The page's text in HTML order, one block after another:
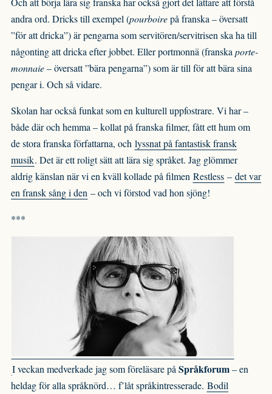
andra ord. Dricks till exempel (pourboirepå franska – översatt
”för att dricka”) är pengarna som servitören/servitrisen ska ha till
någonting att dricka efter jobbet. Eller portmonnä (franska porte-
monnaie– översatt ”bära pengarna”) som är till för att bära sina
pengar i. Och så vidare.
Skolan har också funkat som en kulturell uppfostrare. Vi har –
både där och hemma – kollat på franska filmer, fått ett hum om
de stora franska författarna, och lyssnat på fantastisk fransk
musik. Det är ett roligt sätt att lära sig språket. Jag glömmer
aldrig känslan när vi en kväll kollade på filmen Restless – det var
en fransk sång i den – och vi förstod vad hon sjöng!
***
I veckan medverkade jag som föreläsare på Språkforum– en
heldag för alla språknörd… f’låt språkintresserade. Bodil